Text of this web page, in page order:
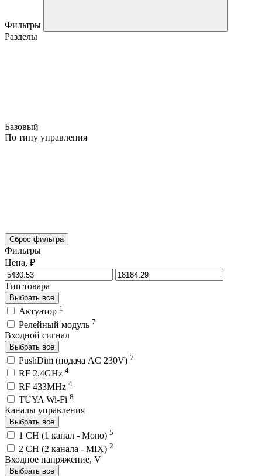
Фильтры
Разделы
Базовый
По типу управления
Сброс фильтра
Фильтры
Цена, ₽
Тип товара
Выбрать все
Актуатор 1
Релейный модуль 7
Входной сигнал
Выбрать все
PushDim (подача AC 230V) 7
RF 2.4GHz 4
RF 433MHz 4
TUYA Wi-Fi 8
Каналы управления
Выбрать все
1 CH (1 канал - Mono) 5
2 CH (2 канала - MIX) 2
Входное напряжение, V
Выбрать все